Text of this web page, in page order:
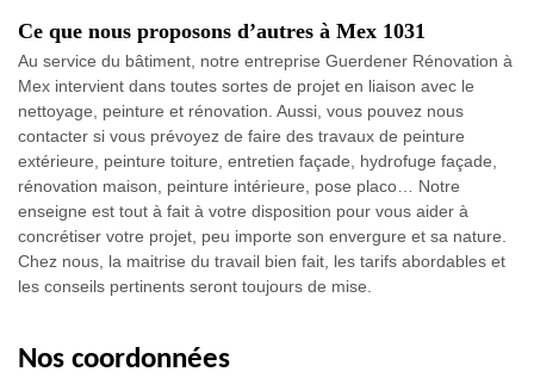
Ce que nous proposons d’autres à Mex 1031
Au service du bâtiment, notre entreprise Guerdener Rénovation à
Mex intervient dans toutes sortes de projet en liaison avec le
nettoyage, peinture et rénovation. Aussi, vous pouvez nous
contacter si vous prévoyez de faire des travaux de peinture
extérieure, peinture toiture, entretien façade, hydrofuge façade,
rénovation maison, peinture intérieure, pose placo… Notre
enseigne est tout à fait à votre disposition pour vous aider à
concrétiser votre projet, peu importe son envergure et sa nature.
Chez nous, la maitrise du travail bien fait, les tarifs abordables et
les conseils pertinents seront toujours de mise.
Nos coordonnées